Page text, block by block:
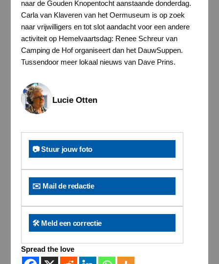
naar de Gouden Knopentocht aanstaande donderdag.
Carla van Klaveren van het Oermuseum is op zoek
naar vrijwilligers en tot slot aandacht voor een andere
activiteit op Hemelvaartsdag: Renee Schreur van
Camping de Hof organiseert dan het DauwSuppen.
Tussendoor meer lokaal nieuws van Dave Prins.
Lucie Otten
📷 Stuur jouw foto
✉️ Mail de redactie
🛠️ Meld een correctie
Spread the love